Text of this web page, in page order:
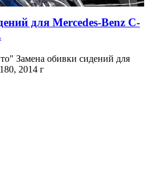
для Mercedes-Benz C-
Замена обивки сидений для
2014 г